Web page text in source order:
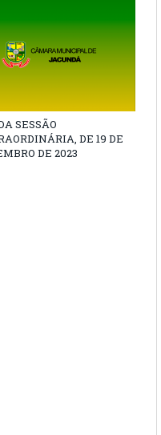
SESSÃO
DE 19 DE
DE 2023